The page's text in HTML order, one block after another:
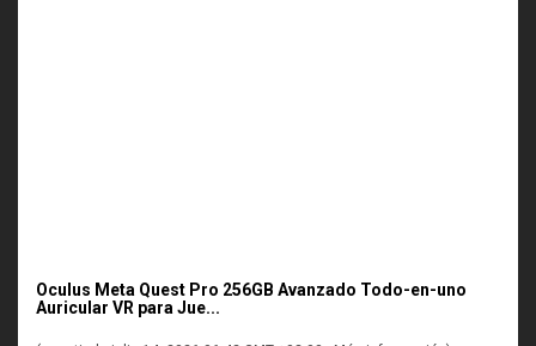
Oculus Meta Quest Pro 256GB Avanzado Todo-en-uno
Auricular VR para Jue...